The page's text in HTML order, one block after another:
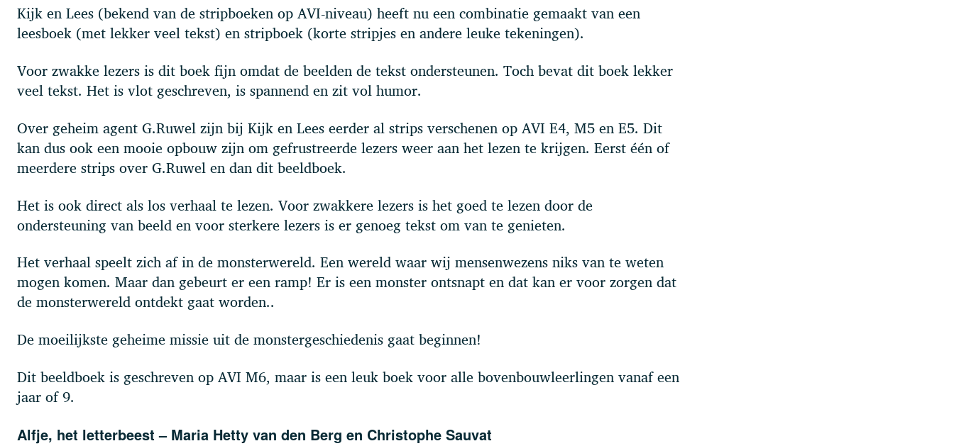
Kijk en Lees (bekend van de stripboeken op AVI-niveau) heeft nu een combinatie gemaakt van een
leesboek (met lekker veel tekst) en stripboek (korte stripjes en andere leuke tekeningen).
Voor zwakke lezers is dit boek fijn omdat de beelden de tekst ondersteunen. Toch bevat dit boek lekker
veel tekst. Het is vlot geschreven, is spannend en zit vol humor.
Over geheim agent G.Ruwel zijn bij Kijk en Lees eerder al strips verschenen op AVI E4, M5 en E5. Dit
kan dus ook een mooie opbouw zijn om gefrustreerde lezers weer aan het lezen te krijgen. Eerst één of
meerdere strips over G.Ruwel en dan dit beeldboek.
Het is ook direct als los verhaal te lezen. Voor zwakkere lezers is het goed te lezen door de
ondersteuning van beeld en voor sterkere lezers is er genoeg tekst om van te genieten.
Het verhaal speelt zich af in de monsterwereld. Een wereld waar wij mensenwezens niks van te weten
mogen komen. Maar dan gebeurt er een ramp! Er is een monster ontsnapt en dat kan er voor zorgen dat
de monsterwereld ontdekt gaat worden..
De moeilijkste geheime missie uit de monstergeschiedenis gaat beginnen!
Dit beeldboek is geschreven op AVI M6, maar is een leuk boek voor alle bovenbouwleerlingen vanaf een
jaar of 9.
Alfje, het letterbeest – Maria Hetty van den Berg en Christophe Sauvat